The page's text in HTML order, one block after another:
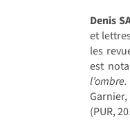
Denis
et
les
est
(PUR,